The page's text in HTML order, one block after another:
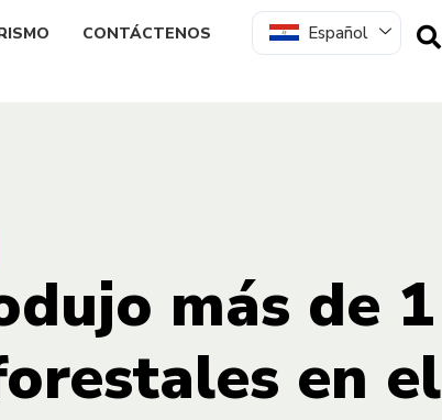
CONTÁCTENOS Español
más de 1
en el